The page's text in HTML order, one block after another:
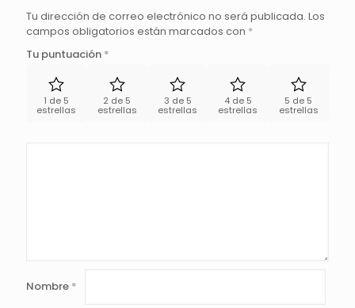
Tu dirección de correo electrónico no será publicada. Los
campos obligatorios están marcados con *
Tu puntuación *
1 de 5
estrellas
2 de 5
estrellas
3 de 5
estrellas
4 de 5
estrellas
5 de 5
estrellas
Nombre *